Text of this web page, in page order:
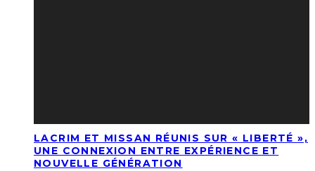
LACRIM ET MISSAN RÉUNIS SUR « LIBERTÉ »,
UNE CONNEXION ENTRE EXPÉRIENCE ET
NOUVELLE GÉNÉRATION